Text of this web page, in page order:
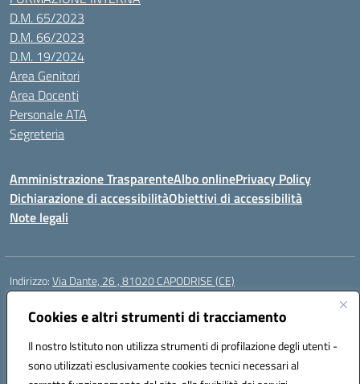
Cookies e altri strumenti di tracciamento
Il nostro Istituto non utilizza strumenti di profilazione degli utenti -
sono utilizzati esclusivamente cookies tecnici necessari al
D.M. 65/2023
D.M. 66/2023
D.M. 19/2024
Area Genitori
Area Docenti
Personale ATA
Segreteria
Amministrazione TrasparenteAlbo onlinePrivacy Policy
Dichiarazione di accessibilitàObiettivi di accessibilità
Note legali
Indirizzo:Via Dante, 26 , 81020 CAPODRISE (CE)
Centralino:
Posta elettronica certificata (PEC):CEIC83000V@pec.istruzione.it
Codice fiscale: 80103200616
Codice meccanografico:CEIC83000V
Codice Indice delle Pubbliche Amministrazioni (IPA): istsc_ceic83000v